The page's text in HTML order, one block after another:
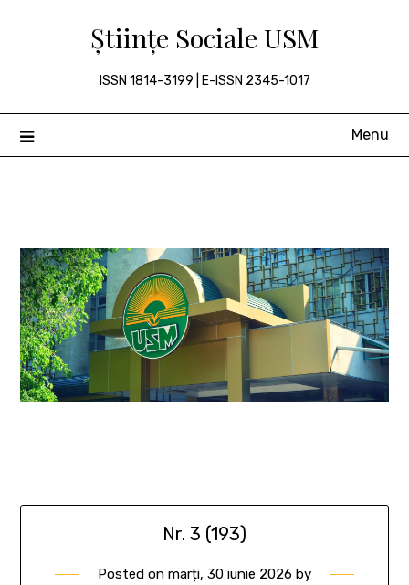
Științe Sociale USM
ISSN 1814-3199 | E-ISSN 2345-1017
Menu
Nr. 3 (193)
Posted on marți, 30 iunie 2026 by